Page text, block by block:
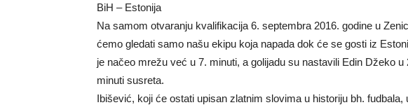
BiH – Estonija
Na samom otvaranju kvalifikacija 6. septembra 2016. godine u
ćemo gledati samo našu ekipu koja napada dok će se gosti iz
je načeo mrežu već u 7. minuti, a golijadu su nastavili Edin Džeko
minuti susreta.
Ibišević, koji će ostati upisan zlatnim slovima u historiju bh. fudbala,